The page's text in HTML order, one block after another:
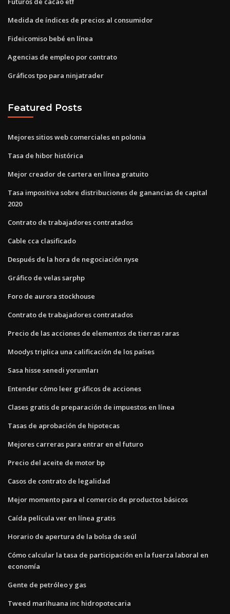
Medida de índices de precios al consumidor
Fideicomiso bebé en línea
Agencias de empleo por contrato
Gráficos tpo para ninjatrader
Featured Posts
Mejores sitios web comerciales en polonia
Tasa de hibor histórica
Mejor creador de cartera en línea gratuito
Tasa impositiva sobre distribuciones de ganancias de capital
2020
Contrato de trabajadores contratados
Cable cca clasificado
Después de la hora de negociación nyse
Gráfico de velas sarphp
Foro de aurora stockhouse
Contrato de trabajadores contratados
Precio de las acciones de elementos de tierras raras
Moodys triplica una calificación de los países
Sasa hisse senedi yorumları
Entender cómo leer gráficos de acciones
Clases gratis de preparación de impuestos en línea
Tasas de aprobación de hipotecas
Mejores carreras para entrar en el futuro
Precio del aceite de motor bp
Casos de contrato de legalidad
Mejor momento para el comercio de productos básicos
Caída película ver en línea gratis
Horario de apertura de la bolsa de seúl
Cómo calcular la tasa de participación en la fuerza laboral en
economía
Gente de petróleo y gas
Tweed marihuana inc hidropotecaria